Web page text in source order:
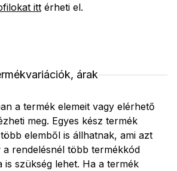
itt érheti el.
árak
a termék elemeit vagy elérhető
meg. Egyes kész termék
elemből is állhatnak, ami azt
a rendelésnél több termékkód
is szükség lehet. Ha a termék